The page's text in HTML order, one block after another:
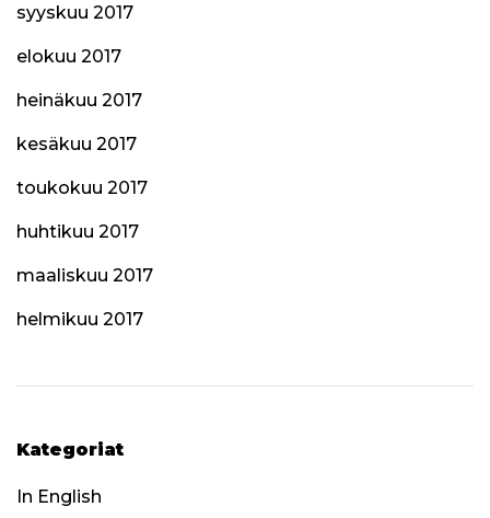
syyskuu 2017
elokuu 2017
heinäkuu 2017
kesäkuu 2017
toukokuu 2017
huhtikuu 2017
maaliskuu 2017
helmikuu 2017
Kategoriat
In English